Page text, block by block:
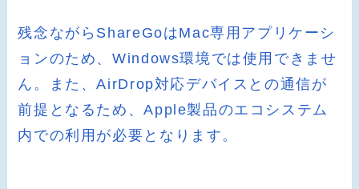
残念ながらShareGoはMac専用アプリケーシ
ョンのため、Windows環境では使用できませ
ん。また、AirDrop対応デバイスとの通信が
前提となるため、Apple製品のエコシステム
内での利用が必要となります。